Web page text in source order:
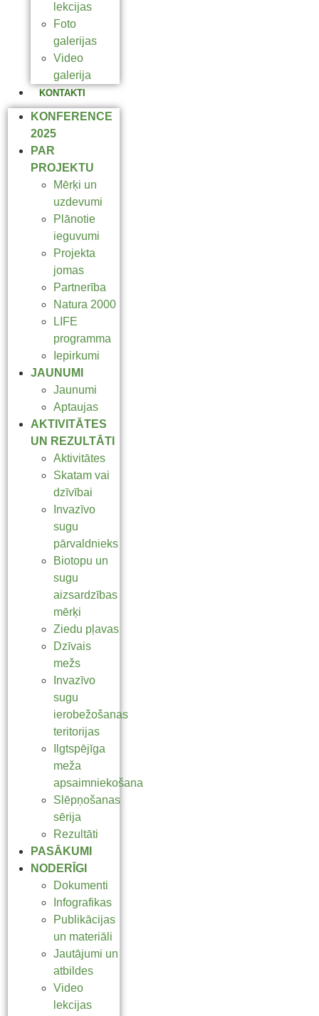
lekcijas
Foto
galerijas
Video
galerija
KONTAKTI
KONFERENCE
2025
PAR
PROJEKTU
Mērķi un
uzdevumi
Plānotie
ieguvumi
Projekta
jomas
Partnerība
Natura 2000
LIFE
programma
Iepirkumi
JAUNUMI
Jaunumi
Aptaujas
AKTIVITĀTES
UN REZULTĀTI
Aktivitātes
Skatam vai
dzīvībai
Invazīvo
sugu
pārvaldnieks
Biotopu un
sugu
aizsardzības
mērķi
Ziedu pļavas
Dzīvais
mežs
Invazīvo
sugu
ierobežošanas
teritorijas
Ilgtspējīga
meža
apsaimniekošana
Slēpņošanas
sērija
Rezultāti
PASĀKUMI
NODERĪGI
Dokumenti
Infografikas
Publikācijas
un materiāli
Jautājumi un
atbildes
Video
lekcijas